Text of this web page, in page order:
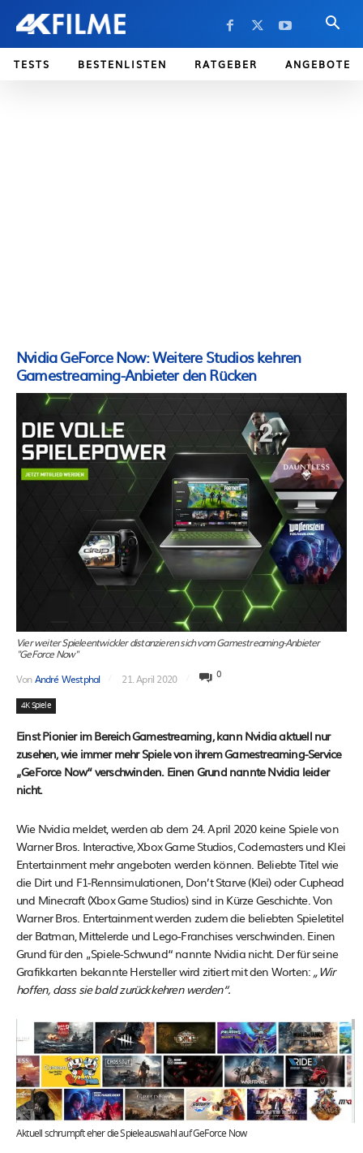
TESTS BESTENLISTEN RATGEBER ANGEBOTE
Nvidia GeForce Now: Weitere Studios kehren
Gamestreaming-Anbieter den Rücken
Vier weiter Spieleentwickler distanzieren sich vom Gamestreaming-Anbieter
"GeForce Now"
VonAndré Westphal 21. April 2020 0
4K Spiele
Einst Pionier im Bereich Gamestreaming, kann Nvidia aktuell nur
zusehen, wie immer mehr Spiele von ihrem Gamestreaming-Service
„GeForce Now“ verschwinden. Einen Grund nannte Nvidia leider
nicht.
Wie Nvidia meldet, werden ab dem 24. April 2020 keine Spiele von
Warner Bros. Interactive, Xbox Game Studios, Codemasters und Klei
Entertainment mehr angeboten werden können. Beliebte Titel wie
die Dirt und F1-Rennsimulationen, Don’t Starve (Klei) oder Cuphead
und Minecraft (Xbox Game Studios) sind in Kürze Geschichte. Von
Warner Bros. Entertainment werden zudem die beliebten Spieletitel
der Batman, Mittelerde und Lego-Franchises verschwinden. Einen
Grund für den „Spiele-Schwund“ nannte Nvidia nicht. Der für seine
Grafikkarten bekannte Hersteller wird zitiert mit den Worten: „Wir
hoffen, dass sie bald zurückkehren werden“.
Aktuell schrumpft eher die Spieleauswahl auf GeForce Now